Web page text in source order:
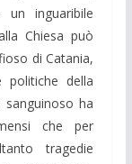
inguaribile
Chiesa può
di Catania,
politiche della
ha
che per
tragedie